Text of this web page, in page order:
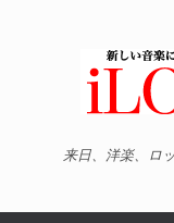
来日、洋楽、ロ